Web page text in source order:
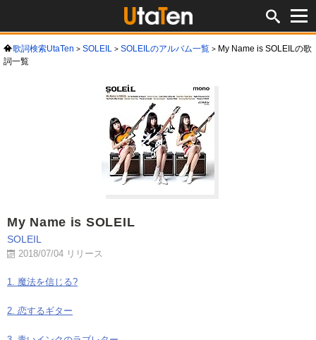
歌詞検索UtaTen SOLEIL SOLEILのアルバム一覧
My Name is SOLEILの歌
詞一覧
My Name is SOLEIL
SOLEIL
2018/07/04 リリース
1. 魔法を信じる?
2. 恋するギター